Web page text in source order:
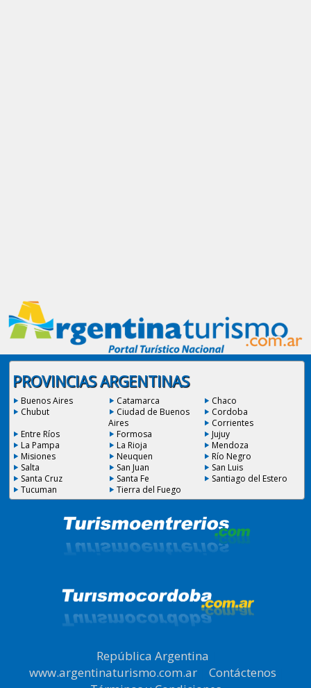
PROVINCIAS ARGENTINAS
Buenos Aires Catamarca
Chaco
Chubut
Ciudad de Buenos
Aires
Cordoba
Corrientes
Entre Ríos
Formosa
Jujuy
La Pampa
La Rioja
Mendoza
Misiones
Neuquen
Río Negro
Salta
San Juan
San Luis
Santa Cruz
Santa Fe
Santiago del Estero
Tucuman
Tierra del Fuego
República Argentina
www.argentinaturismo.com.ar| Contáctenos